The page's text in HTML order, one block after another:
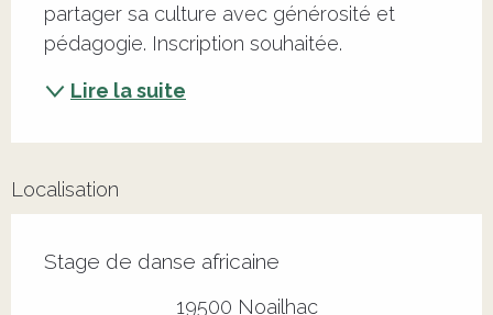
partager sa culture avec générosité et
pédagogie. Inscription souhaitée.
Lire la suite
Localisation
Stage de danse africaine
19500 Noailhac